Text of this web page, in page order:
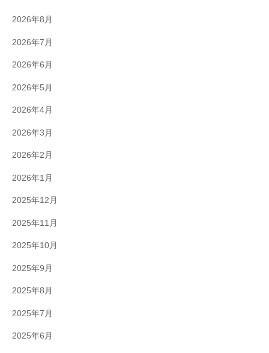
2026年8月
2026年7月
2026年6月
2026年5月
2026年4月
2026年3月
2026年2月
2026年1月
2025年12月
2025年11月
2025年10月
2025年9月
2025年8月
2025年7月
2025年6月